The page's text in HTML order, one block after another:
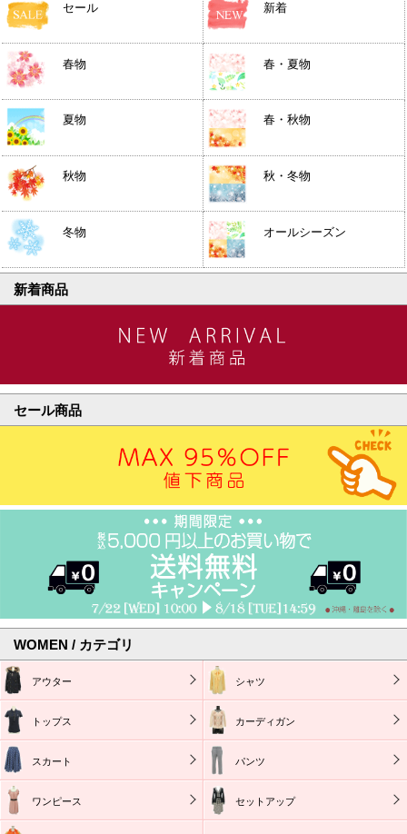
セール 新着
春物 春・夏物
夏物 春・秋物
秋物 秋・冬物
冬物 オールシーズン
新着商品
セール商品
WOMEN / カテゴリ
アウター シャツ
トップス カーディガン
スカート パンツ
ワンピース セットアップ